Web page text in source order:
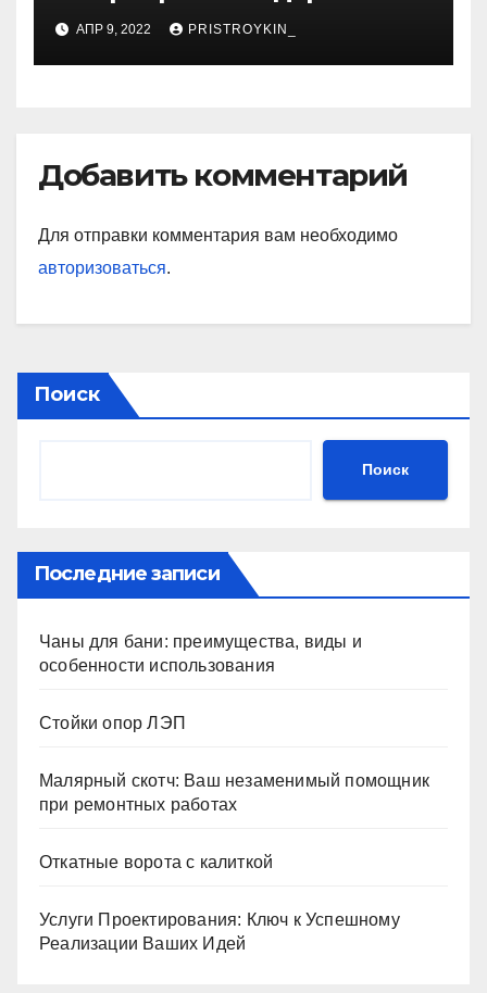
советской гимнастки,
установившей мировые
рекорды и завоевавшей
АПР 9, 2022 PRISTROYKIN_
Добавить комментарий
Для отправки комментария вам необходимо
авторизоваться.
Поиск
Поиск
Последние записи
Чаны для бани: преимущества, виды и
особенности использования
Стойки опор ЛЭП
Малярный скотч: Ваш незаменимый помощник
при ремонтных работах
Откатные ворота с калиткой
Услуги Проектирования: Ключ к Успешному
Реализации Ваших Идей